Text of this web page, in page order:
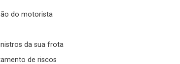
do motorista
da sua frota
de riscos